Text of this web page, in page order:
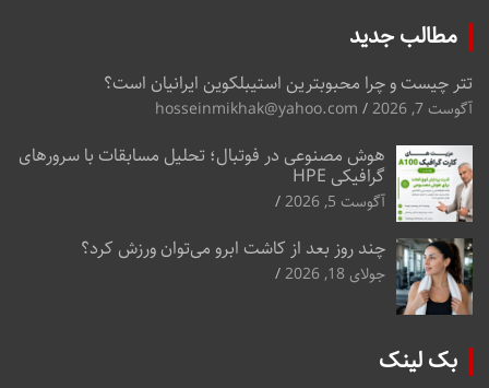
مطالب جدید
تتر چیست و چرا محبوبترین استیبلکوین ایرانیان است؟
آگوست 7, 2026 hosseinmikhak@yahoo.com
هوش مصنوعی در فوتبال؛ تحلیل مسابقات با سرورهای
گرافیکی HPE
آگوست 5, 2026
چند روز بعد از کاشت ابرو می‌توان ورزش کرد؟
جولای 18, 2026
بک لینک